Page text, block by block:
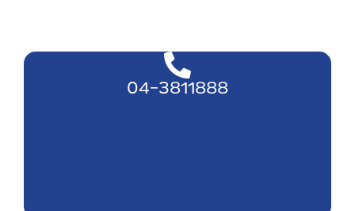
04-3811888